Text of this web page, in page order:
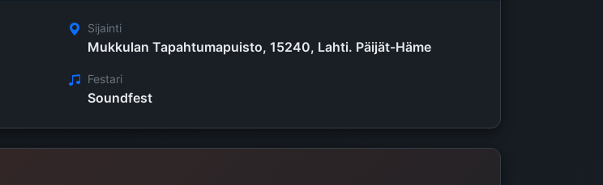
Sijainti
Mukkulan Tapahtumapuisto, 15240, Lahti. Päijät-Häme
Festari
Soundfest